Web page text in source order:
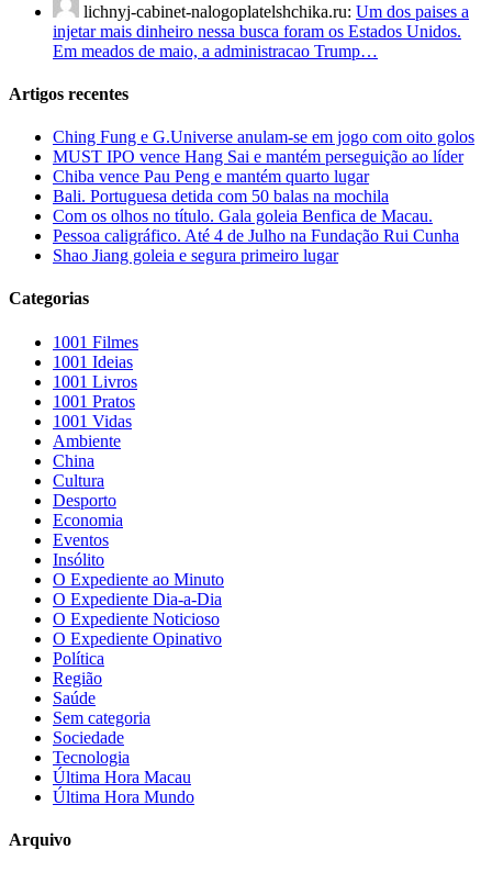
lichnyj-cabinet-nalogoplatelshchika.ru: Um dos paises a
injetar mais dinheiro nessa busca foram os Estados Unidos.
Em meados de maio, a administracao Trump…
Artigos recentes
Ching Fung e G.Universe anulam-se em jogo com oito golos
MUST IPO vence Hang Sai e mantém perseguição ao líder
Chiba vence Pau Peng e mantém quarto lugar
Bali. Portuguesa detida com 50 balas na mochila
Com os olhos no título. Gala goleia Benfica de Macau.
Pessoa caligráfico. Até 4 de Julho na Fundação Rui Cunha
Shao Jiang goleia e segura primeiro lugar
Categorias
1001 Filmes
1001 Ideias
1001 Livros
1001 Pratos
1001 Vidas
Ambiente
China
Cultura
Desporto
Economia
Eventos
Insólito
O Expediente ao Minuto
O Expediente Dia-a-Dia
O Expediente Noticioso
O Expediente Opinativo
Política
Região
Saúde
Sem categoria
Sociedade
Tecnologia
Última Hora Macau
Última Hora Mundo
Arquivo